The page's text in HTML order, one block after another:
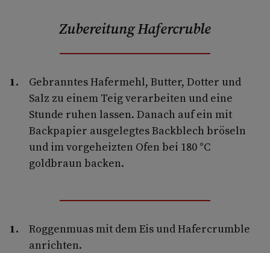
Zubereitung Hafercruble
Gebranntes Hafermehl, Butter, Dotter und
Salz zu einem Teig verarbeiten und eine
Stunde ruhen lassen. Danach auf ein mit
Backpapier ausgelegtes Backblech bröseln
und im vorgeheizten Ofen bei 180 °C
goldbraun backen.
Roggenmuas mit dem Eis und Hafercrumble
anrichten.